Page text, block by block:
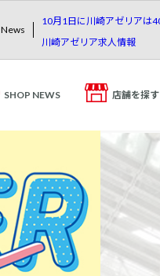
News
10月1日に川崎アゼリアは
川崎アゼリア求人情報
SHOP NEWS 店舗を探す